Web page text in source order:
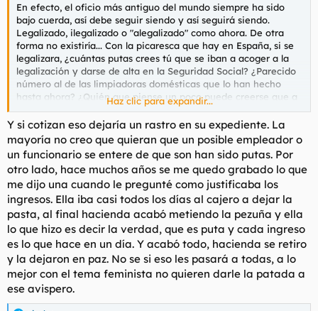
En efecto, el oficio más antiguo del mundo siempre ha sido
bajo cuerda, así debe seguir siendo y así seguirá siendo.
Legalizado, ilegalizado o "alegalizado" como ahora. De otra
forma no existiría... Con la picaresca que hay en España, si se
legalizara, ¿cuántas putas crees tú que se iban a acoger a la
legalización y darse de alta en la Seguridad Social? ¿Parecido
número al de las limpiadoras domésticas que lo han hecho
hasta ahora? ¿Quién que piense un poco puede creerse que a
una puta de 23 años le interesa darse de alta para ganar la
mitad que ahora y cotizar durante cuánto tiempo? ¿Los 3, 4 o
7 años que esté puteando hasta juntar dinerillo para pagar la
deuda que tenga, o mandar dinero a su país, o hasta que le
salga un trabajo "civil" caso de que sea española o residente
legal? Porque hay que contar que muchas además ni siquiera
tienen papeles para trabajar en España...
En fin, disparatado. Aunque se legalizara no se iban a acoger a
la legalización ni un 20% de ellas, seguiría siendo economía
sumergida...
Haz clic para expandir...
Y si cotizan eso dejaría un rastro en su expediente. La
mayoría no creo que quieran que un posible empleador o
un funcionario se entere de que son han sido putas. Por
otro lado, hace muchos años se me quedo grabado lo que
me dijo una cuando le pregunté como justificaba los
ingresos. Ella iba casi todos los días al cajero a dejar la
pasta, al final hacienda acabó metiendo la pezuña y ella
lo que hizo es decir la verdad, que es puta y cada ingreso
es lo que hace en un día. Y acabó todo, hacienda se retiro
y la dejaron en paz. No se si eso les pasará a todas, a lo
mejor con el tema feminista no quieren darle la patada a
ese avispero.